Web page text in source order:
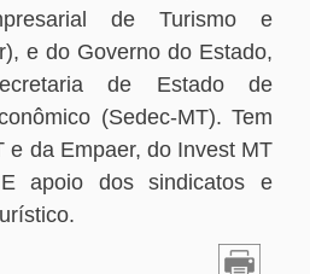
de Turismo e
e do Governo do Estado,
de Estado de
(Sedec-MT). Tem
e da Empaer, do Invest MT
apoio dos sindicatos e